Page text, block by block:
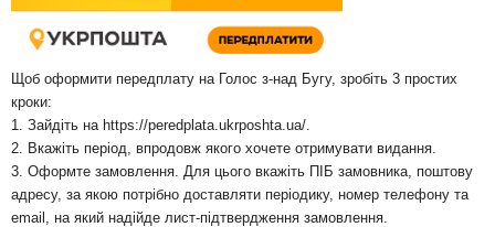
Щоб оформити передплату на Голос з-над Бугу, зробіть 3 простих
кроки:
1. Зайдіть на https://peredplata.ukrposhta.ua/
2. Вкажіть період, впродовж якого хочете отримувати видання.
3. Оформте замовлення. Для цього вкажіть ПІБ замовника, поштову
адресу, за якою потрібно доставляти періодику, номер телефону та
email, на який надійде лист-підтвердження замовлення.